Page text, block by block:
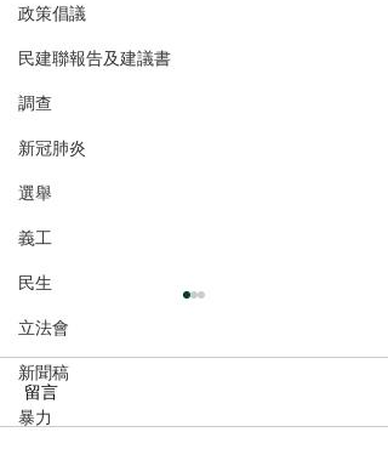
政策倡議
民建聯報告及建議書
調查
新冠肺炎
選舉
義工
民生
立法會
新聞稿
暴力
留言